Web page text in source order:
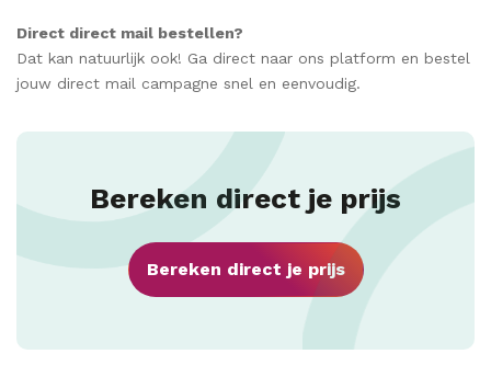
Direct direct mail bestellen?
Dat kan natuurlijk ook! Ga direct naar ons platform en bestel
jouw direct mail campagne snel en eenvoudig.
Bereken direct je prijs
Bereken direct je prijs